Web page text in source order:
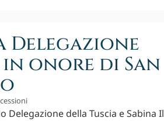
Delegazione
in onore di San
della Tuscia e Sabina Il